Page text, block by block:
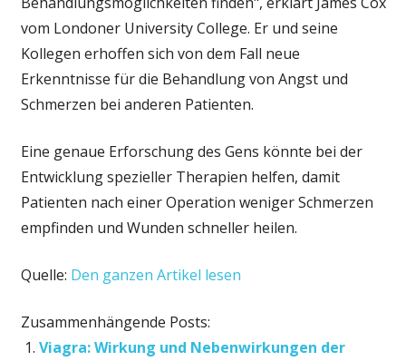
vom Londoner University College. Er und seine
Kollegen erhoffen sich von dem Fall neue
Erkenntnisse für die Behandlung von Angst und
Schmerzen bei anderen Patienten.
Eine genaue Erforschung des Gens könnte bei der
Entwicklung spezieller Therapien helfen, damit
Patienten nach einer Operation weniger Schmerzen
empfinden und Wunden schneller heilen.
Quelle: Den ganzen Artikel lesen
Zusammenhängende Posts:
Viagra: Wirkung und Nebenwirkungen der